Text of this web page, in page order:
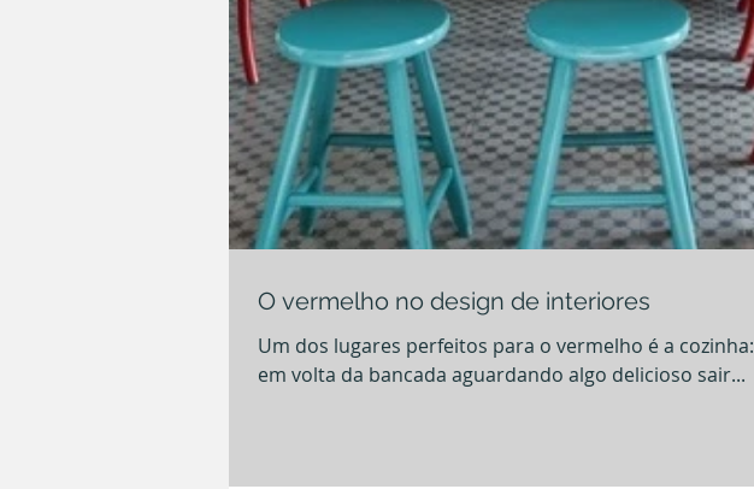
O vermelho no design de interiores
Um dos lugares perfeitos para o vermelho é a cozinha: lugar do aconchego, da reunião
em volta da bancada aguardando algo delicioso sair...